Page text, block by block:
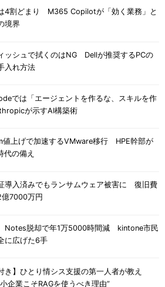
4割どまり M365 Copilotが「効く業務」と
境界
ッシュで拭くのはNG Dellが推奨するPCの
入れ方法
では「エージェントを作るな、スキルを作
が示すAI構築術
値上げで加速するVMware移行 HPE幹部が
代の備え
導入済みでもランサムウェア被害に 復旧費
7000万円
Notes脱却で年1万5000時間減 kintone市民
に広げた6手
き】ひとり情シス支援の第一人者が教え
企業こそRAGを使うべき理由”